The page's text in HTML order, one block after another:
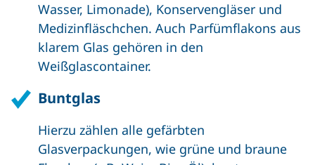
Wasser, Limonade), Konservengläser und
Medizinfläschchen. Auch Parfümflakons aus
klarem Glas gehören in den
Weißglascontainer.
Buntglas
Hierzu zählen alle gefärbten
Glasverpackungen, wie grüne und braune